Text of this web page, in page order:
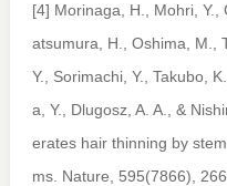
[4] Morinaga, H., Mohri, Y.,
atsumura, H., Oshima, M.,
Y., Sorimachi, Y., Takubo,
a, Y., Dlugosz, A. A., &
erates hair thinning by
ms. Nature 595(7866),